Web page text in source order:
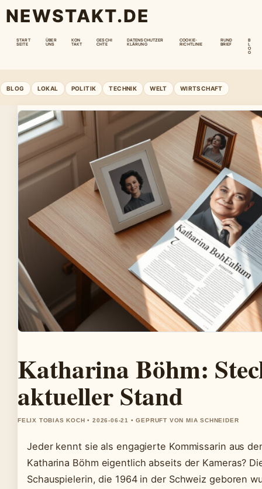
NEWSTAKT.DE
START
SEITE
ÜBER
UNS
KON
TAKT
GESCHI
CHTE
DATENSCHUTZER
KLÄRUNG
COOKIE-
RICHTLINIE
RUND
BRIEF
B
L
O
G
BLOG LOKAL POLITIK TECHNIK WELT WIRTSCHAFT
Katharina Böhm:
aktueller Stand
FELIX TOBIAS KOCH • 2026-06-21 • GEPRUFT VON MIA SCHNEIDER
Jeder kennt sie als engagierte Kommissarin aus
Katharina Böhm eigentlich abseits der Kameras?
Schauspielerin, die 1964 in der Schweiz geboren